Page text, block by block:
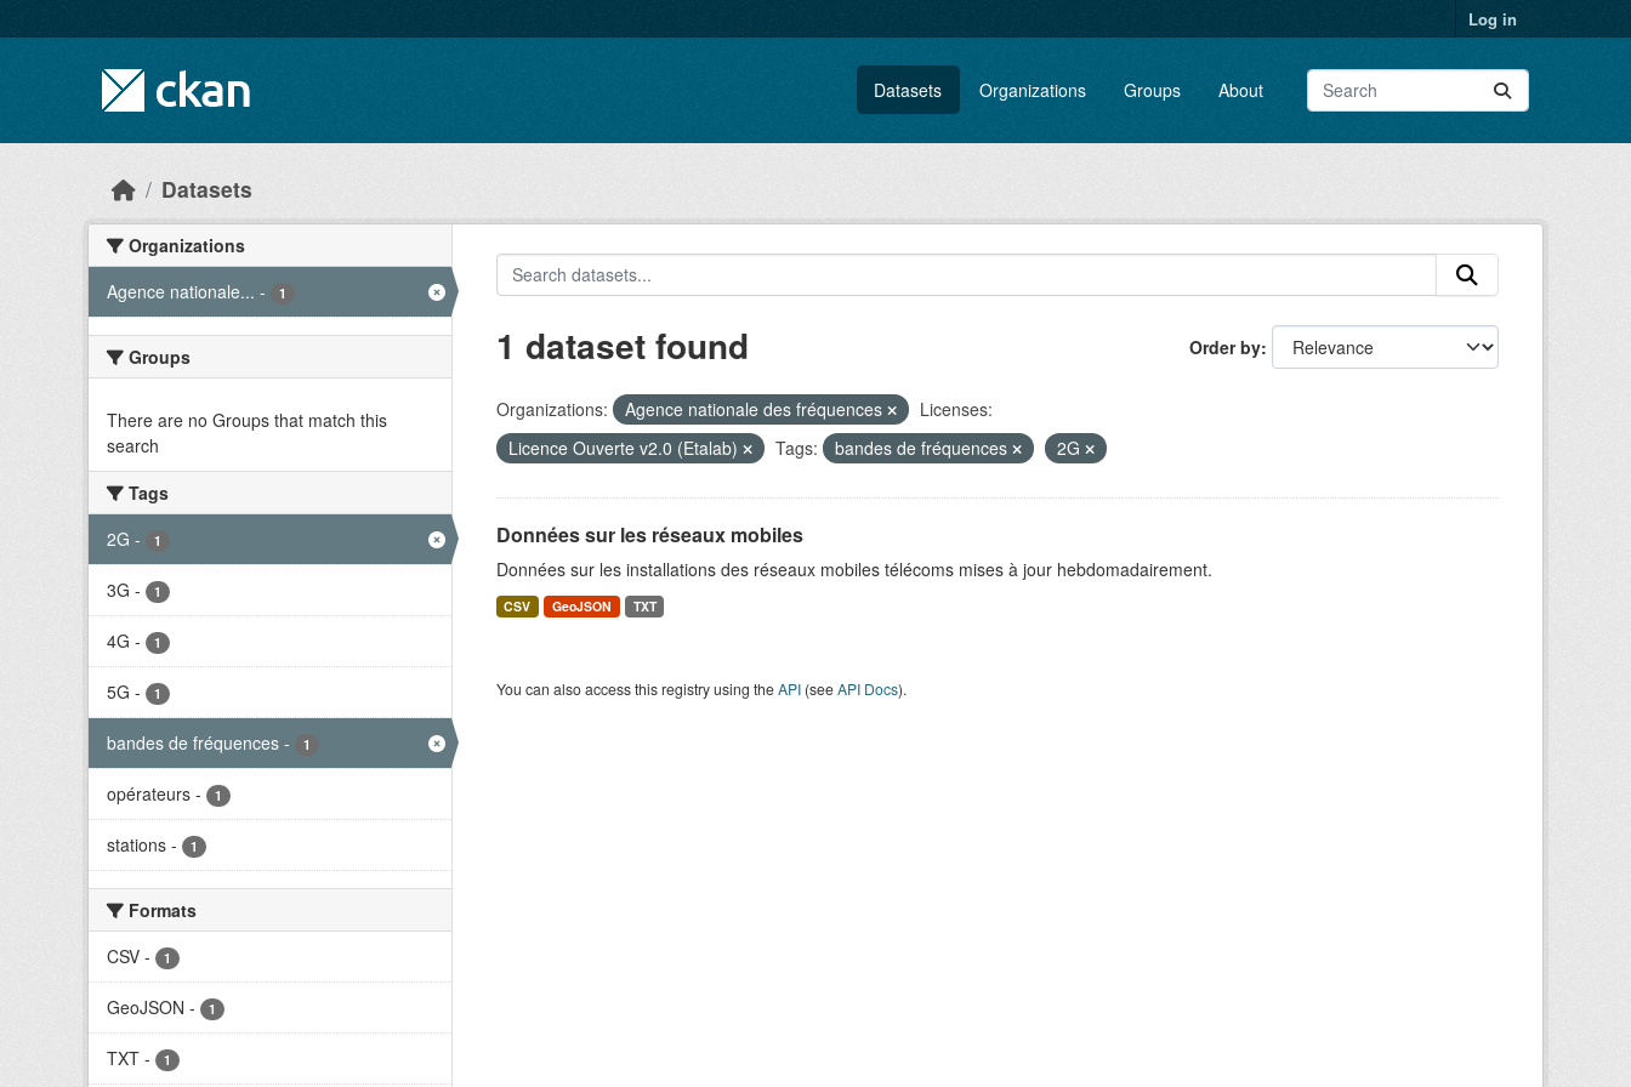
Log in
Datasets Organizations Groups About
Datasets
Organizations
Agence nationale... - 1
Groups
There are no Groups that match this
search
Tags
2G - 1
3G - 1
4G - 1
5G - 1
bandes de fréquences - 1
opérateurs - 1
stations - 1
Formats
CSV - 1
GeoJSON - 1
TXT - 1
Order by
1 dataset found
Organizations: Agence nationale des fréquences
Licenses:
Licence Ouverte v2.0 (Etalab)
Tags: bandes de fréquences 2G
Données sur les réseaux mobiles
Données sur les installations des réseaux mobiles télécoms mises à jour hebdomadairement.
CSV GeoJSON TXT
You can also access this registry using theAPI(seeAPI Docs).